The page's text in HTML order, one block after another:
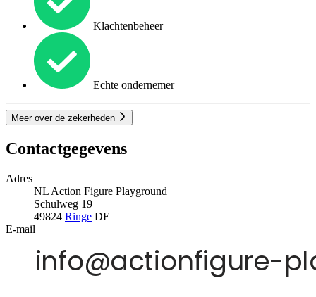
Klachtenbeheer
Echte ondernemer
Meer over de zekerheden
Contactgegevens
Adres
NL Action Figure Playground
Schulweg 19
49824 Ringe DE
E-mail